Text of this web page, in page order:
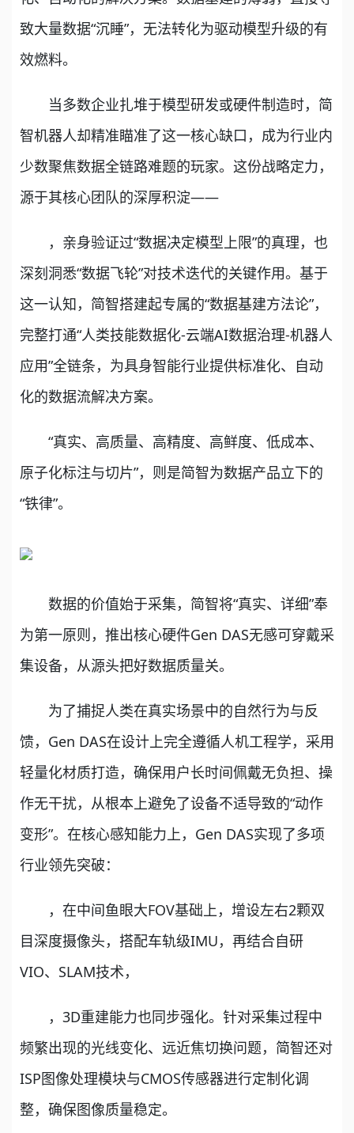
致大量数据“沉睡”，无法转化为驱动模型升级的有
效燃料。
当多数企业扎堆于模型研发或硬件制造时，简
智机器人却精准瞄准了这一核心缺口，成为行业内
少数聚焦数据全链路难题的玩家。这份战略定力，
源于其核心团队的深厚积淀——
，亲身验证过“数据决定模型上限”的真理，也
深刻洞悉“数据飞轮”对技术迭代的关键作用。基于
这一认知，简智搭建起专属的“数据基建方法论”，
完整打通“人类技能数据化-云端AI数据治理-机器人
应用”全链条，为具身智能行业提供标准化、自动
化的数据流解决方案。
“真实、高质量、高精度、高鲜度、低成本、
原子化标注与切片”，则是简智为数据产品立下的
“铁律”。
数据的价值始于采集，简智将“真实、详细”奉
为第一原则，推出核心硬件Gen DAS无感可穿戴采
集设备，从源头把好数据质量关。
为了捕捉人类在真实场景中的自然行为与反
馈，Gen DAS在设计上完全遵循人机工程学，采用
轻量化材质打造，确保用户长时间佩戴无负担、操
作无干扰，从根本上避免了设备不适导致的“动作
变形”。在核心感知能力上，Gen DAS实现了多项
行业领先突破：
，在中间鱼眼大FOV基础上，增设左右2颗双
目深度摄像头，搭配车轨级IMU，再结合自研
VIO、SLAM技术，
，3D重建能力也同步强化。针对采集过程中
频繁出现的光线变化、远近焦切换问题，简智还对
ISP图像处理模块与CMOS传感器进行定制化调
整，确保图像质量稳定。